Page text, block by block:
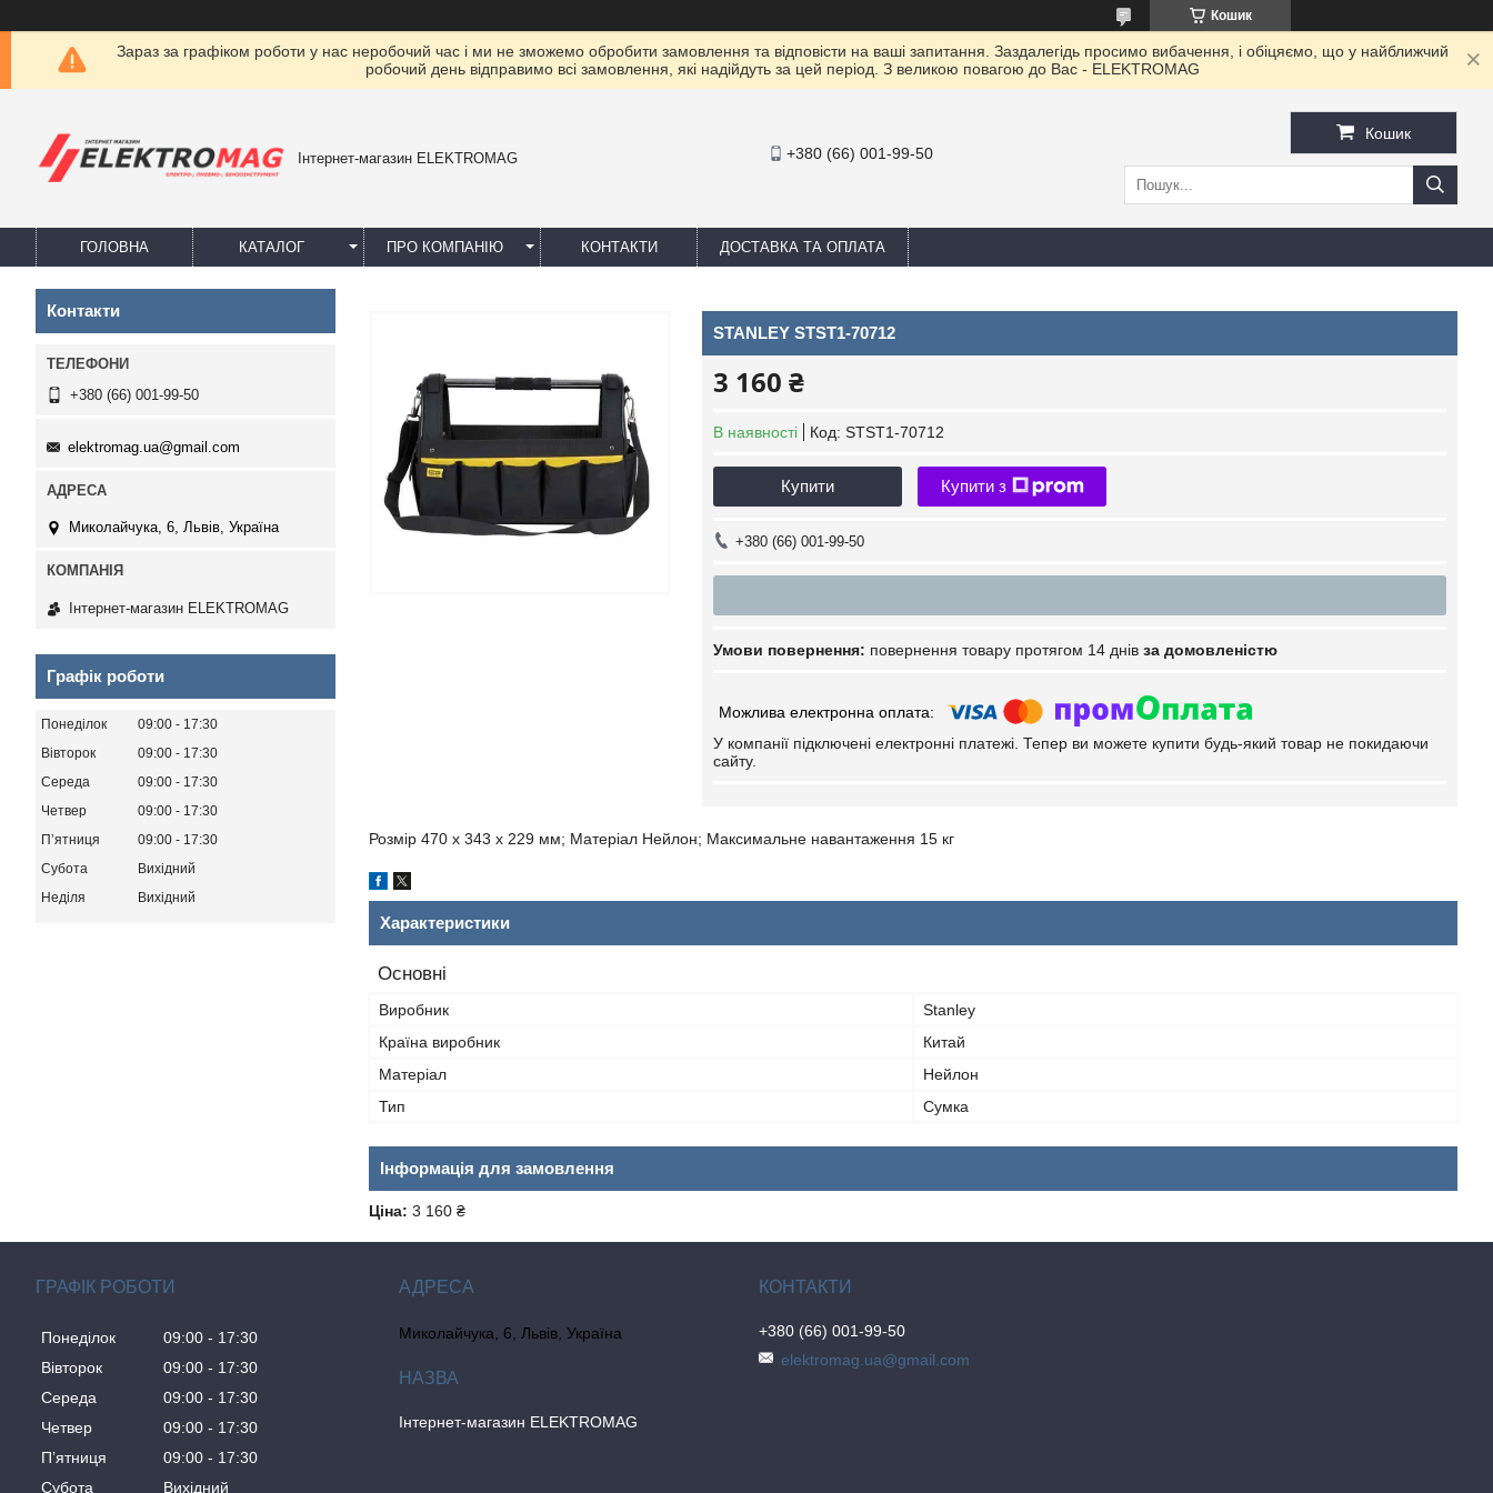
Кошик
Зараз за графіком роботи у нас неробочий час і ми не зможемо обробити замовлення та відповісти на ваші запитання. Заздалегідь просимо вибачення, і обіцяємо, що у найближчий
робочий день відправимо всі замовлення, які надійдуть за цей період. З великою повагою до Ваc - ELEKTROMAG
Інтернет-магазин ELEKTROMAG +380 (66) 001-99-50
Кошик
ГОЛОВНА КАТАЛОГ ПРО КОМПАНІЮ КОНТАКТИ ДОСТАВКА ТА ОПЛАТА
STANLEY STST1-70712
3 160 ₴
В наявності Код: STST1-70712
Купити Купити з
+380 (66) 001-99-50
повернення товару протягом 14 днів за домовленістю
У компанії підключені електронні платежі. Тепер ви можете купити будь-який товар не покидаючи
сайту.
Розмір 470 х 343 х 229 мм; Матеріал Нейлон; Максимальне навантаження 15 кг
Характеристики
Основні
Виробник
Stanley
Країна виробник
Китай
Матеріал
Нейлон
Тип
Сумка
Інформація для замовлення
Ціна: 3 160 ₴
Контакти
+380 (66) 001-99-50
elektromag.ua@gmail.com
Миколайчука, 6, Львів, Україна
Інтернет-магазин ELEKTROMAG
Графік роботи
Понеділок 09:00
17:30
Вівторок
09:00
17:30
Середа
09:00
17:30
Четвер
09:00
17:30
Пʼятниця
09:00
17:30
Субота
Вихідний
Неділя
Вихідний
ГРАФІК РОБОТИ
Понеділок 09:00
17:30
Вівторок
09:00
17:30
Середа
09:00
17:30
Четвер
09:00
17:30
Пʼятниця
09:00
17:30
Субота
Вихідний
Миколайчука, 6, Львів, Україна
Інтернет-магазин ELEKTROMAG
+380 (66) 001-99-50
elektromag.ua@gmail.com